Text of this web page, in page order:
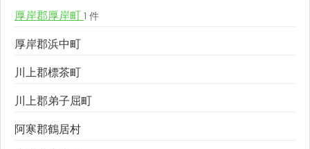
厚岸郡厚岸町 1 件
厚岸郡浜中町
川上郡標茶町
川上郡弟子屈町
阿寒郡鶴居村